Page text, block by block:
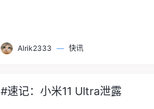
Alrik2333 — 快讯
#速记：小米11 Ultra泄露